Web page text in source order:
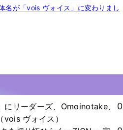
が「vois ヴォイス」に変わりまし
にリーダーズ、Omoinotake、
ヴォイス）
0